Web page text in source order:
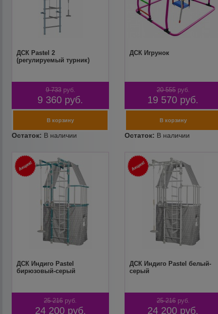
ДСК Pastel 2
(регулируемый турник)
9 733 руб.
9 360 руб.
ДСК Игрунок
20 555 руб.
19 570 руб.
ДСК Индиго Pastel
бирюзовый-серый
25 216 руб.
24 200 руб.
ДСК Индиго Pastel белый-
серый
25 216 руб.
24 200 руб.